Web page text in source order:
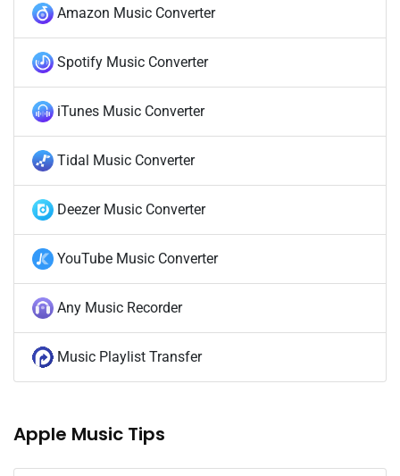
Amazon Music Converter
Spotify Music Converter
iTunes Music Converter
Tidal Music Converter
Deezer Music Converter
YouTube Music Converter
Any Music Recorder
Music Playlist Transfer
Apple Music Tips